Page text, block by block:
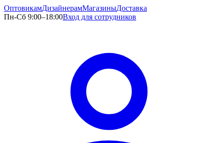
ОптовикамДизайнерамМагазиныДоставка
Пн-Сб 9:00–18:00Вход для сотрудников